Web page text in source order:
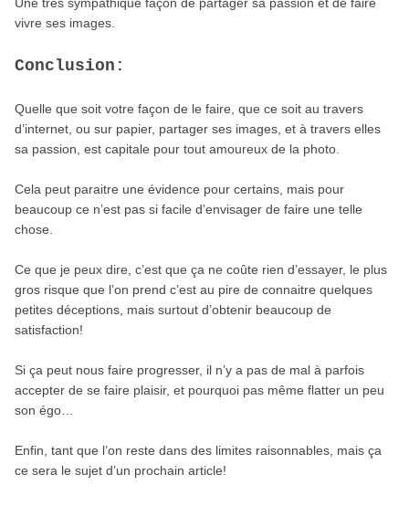
vivre ses images.
Conclusion:
Quelle que soit votre façon de le faire, que ce soit au travers
d’internet, ou sur papier, partager ses images, et à travers elles
sa passion, est capitale pour tout amoureux de la photo.
Cela peut paraitre une évidence pour certains, mais pour
beaucoup ce n’est pas si facile d’envisager de faire une telle
chose.
Ce que je peux dire, c’est que ça ne coûte rien d’essayer, le plus
gros risque que l’on prend c’est au pire de connaitre quelques
petites déceptions, mais surtout d’obtenir beaucoup de
satisfaction!
Si ça peut nous faire progresser, il n’y a pas de mal à parfois
accepter de se faire plaisir, et pourquoi pas même flatter un peu
son égo…
Enfin, tant que l’on reste dans des limites raisonnables, mais ça
ce sera le sujet d’un prochain article!